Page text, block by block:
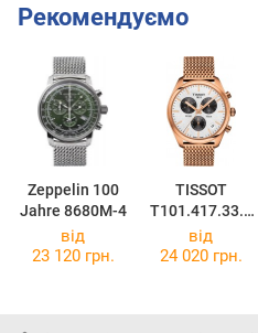
Рекомендуємо
Zeppelin 100
Jahre 8680M-4
TISSOT
T101.417.33.0
31.01
від
23 120 грн.
від
24 020 грн.